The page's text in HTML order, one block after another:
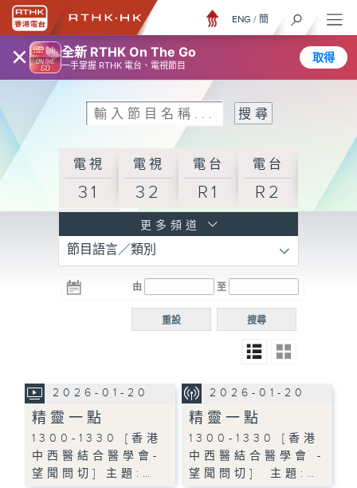
× 全新 RTHK On The Go
一手掌握 RTHK 電台、電視節目
取得
ENG / 簡
電視
31
電視
32
電台
R1
電台
R2
R3
電台 電台
R5
電台
普通
更多頻道
節目語言／類別
由 至
搜尋
重設
2026-01-20
精靈一點
1300-1330 [香港
中西醫結合醫學會-
望聞問切] 主題:…
2026-01-20
精靈一點
1300-1330 [香港
中西醫結合醫學會 -
望聞問切] 主題:…